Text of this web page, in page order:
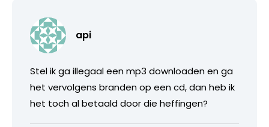
api
Stel ik ga illegaal een mp3 downloaden en ga
het vervolgens branden op een cd, dan heb ik
het toch al betaald door die heffingen?